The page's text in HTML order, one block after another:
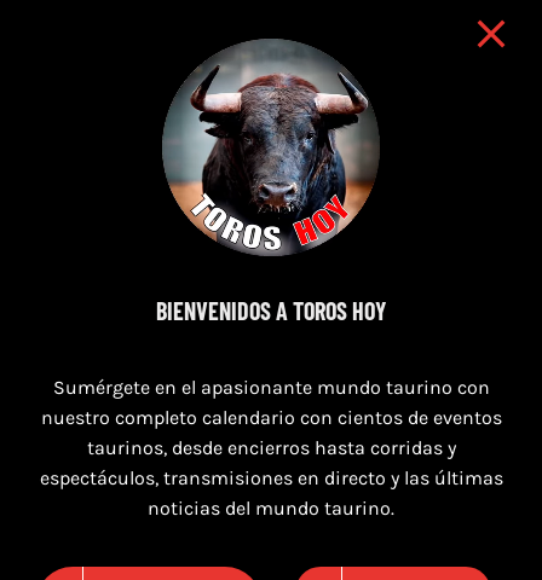
8 de agosto de 2026
CASTELLÓN DEL 8 AL 10 DE AGOSTO 2026
BIENVENIDOS A TOROS HOY
Sumérgete en el apasionante mundo taurino con
nuestro completo calendario con cientos de eventos
taurinos, desde encierros hasta corridas y
espectáculos, transmisiones en directo y las últimas
noticias del mundo taurino.